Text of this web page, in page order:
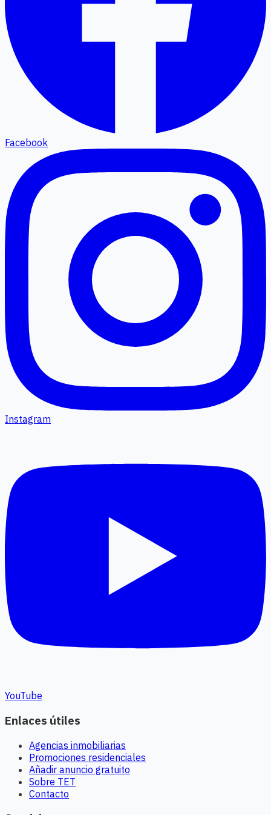
Facebook
Instagram
YouTube
Enlaces útiles
Agencias inmobiliarias
Promociones residenciales
Añadir anuncio gratuito
Sobre TET
Contacto